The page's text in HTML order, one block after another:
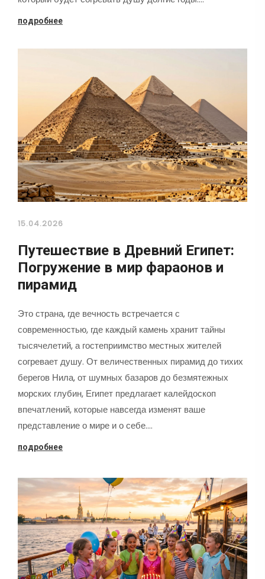
подробнее
15.04.2026
Путешествие в Древний Египет:
Погружение в мир фараонов и
пирамид
Это страна, где вечность встречается с
современностью, где каждый камень хранит тайны
тысячелетий, а гостеприимство местных жителей
согревает душу. От величественных пирамид до тихих
берегов Нила, от шумных базаров до безмятежных
морских глубин, Египет предлагает калейдоскоп
впечатлений, которые навсегда изменят ваше
представление о мире и о себе.…
подробнее